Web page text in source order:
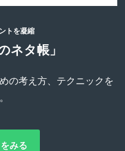
トを凝縮
ネタ帳」
の考え方、テクニックを
をみる